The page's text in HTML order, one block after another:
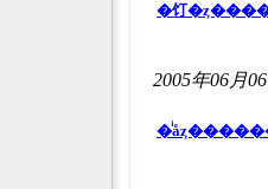
�饤
2005年06月